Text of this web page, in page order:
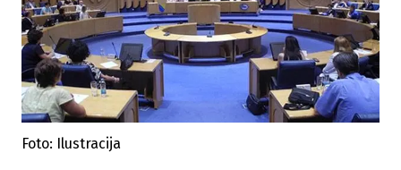
Foto: Ilustracija